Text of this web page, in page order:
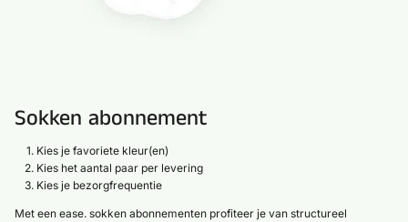
Sokken abonnement
Kies je favoriete kleur(en)
Kies het aantal paar per levering
Kies je bezorgfrequentie
Met een ease. sokken abonnementen profiteer je van structureel